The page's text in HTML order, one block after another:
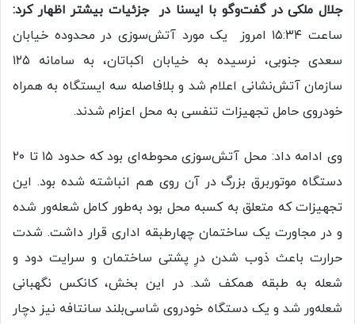
جلال ملکی در گفت‌وگو با ایسنا در جزئیات بیشتر اظهار کرد:
ساعت ۱۵:۳۴ امروز یک مورد آتش‌سوزی در محدوده خیابان
سعدی جنوبی، نرسیده به خیابان اکباتان، به سامانه ۱۲۵
سازمان آتش‌نشانی اعلام شد و بلافاصله سه ایستگاه به همراه
خودروی حامل تجهیزات تنفسی به محل اعزام شدند.
وی ادامه داد: محل آتش‌سوزی محوطه‌ای بود که حدود ۱۵ تا ۲۰
دستگاه موتوربرق بزرگ در آن روی هم انباشته شده بود. این
تجهیزات که متعلق به کسبه محل بود به‌طور کامل شعله‌ور شده
و در مجاورت یک ساختمان چهارطبقه اداری قرار داشت. شدت
حرارت باعث ذوب شدن درِ پشتی ساختمان و سرایت دود و
شعله به طبقه همکف شد. در این بخش، کانکس نگهبانی
شعله‌ور شد و یک دستگاه خودروی شاسی‌بلند سانتافه نیز دچار